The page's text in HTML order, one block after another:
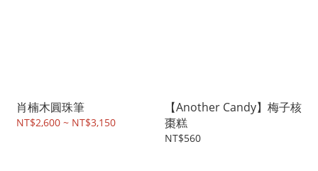
肖楠木圓珠筆
NT$2,600 ~ NT$3,150
【Another Candy】梅子核
棗糕
NT$560